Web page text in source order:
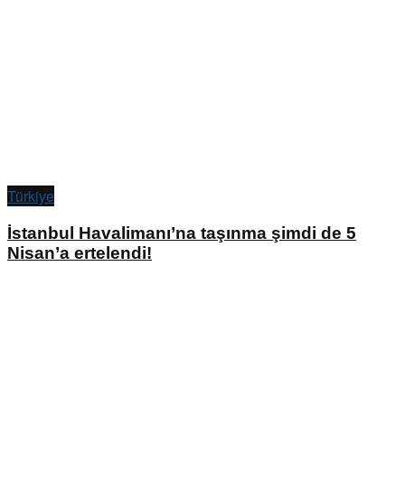
Türkiye
İstanbul Havalimanı’na taşınma şimdi de 5
Nisan’a ertelendi!